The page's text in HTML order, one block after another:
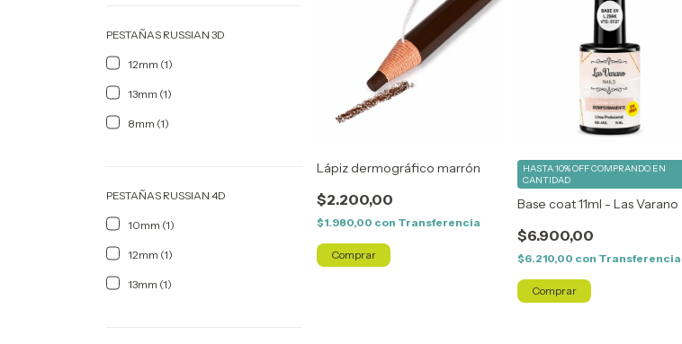
PESTAÑAS RUSSIAN 3D
12mm (1)
13mm (1)
8mm (1)
PESTAÑAS RUSSIAN 4D
10mm (1)
12mm (1)
13mm (1)
Lápiz dermográfico marrón
$2.200,00
$1.980,00 con Transferencia
Base coat 11ml - Las Varano
$6.900,00
HASTA 10% OFFCOMPRANDO EN
CANTIDAD
$6.210,00 con Transferencia